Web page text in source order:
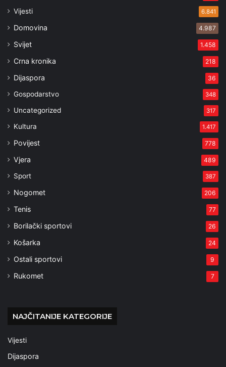
Vijesti 6.841
Domovina 4.987
Svijet 1.458
Crna kronika 218
Dijaspora 36
Gospodarstvo 348
Uncategorized 317
Kultura 1.417
Povijest 778
Vjera 489
Sport 387
Nogomet 206
Tenis 77
Borilački sportovi 26
Košarka 24
Ostali sportovi 9
Rukomet 7
NAJČITANIJE KATEGORIJE
Vijesti
Dijaspora